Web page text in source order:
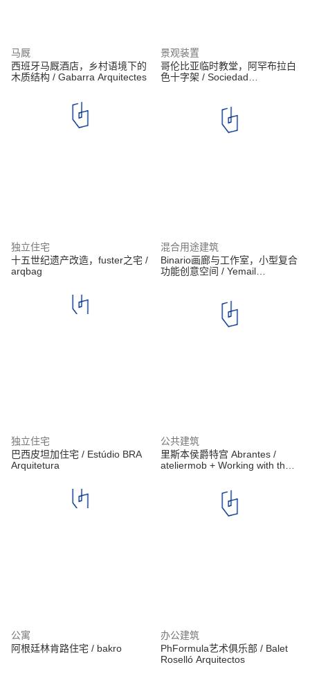
马厩
西班牙马厩酒店，乡村语境下的
木质结构 / Gabarra Arquitectes
景观装置
哥伦比亚临时教堂，阿罕布拉白
色十字架 / Sociedad
独立住宅
十五世纪遗产改造，fuster之宅 /
arqbag
混合用途建筑
Binario画廊与工作室，小型复合
功能创意空间 / Yemail
独立住宅
巴西皮坦加住宅 / Estúdio BRA
Arquitetura
公共建筑
里斯本侯爵特宫 Abrantes /
ateliermob + Working with the
公寓
阿根廷林肯路住宅 / bakro
办公建筑
PhFormula艺术俱乐部 / Balet
Roselló Arquitectos